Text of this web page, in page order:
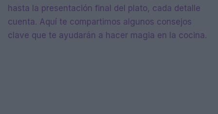
hasta la presentación final del plato, cada detalle
cuenta. Aquí te compartimos algunos consejos
clave que te ayudarán a hacer magia en la cocina.